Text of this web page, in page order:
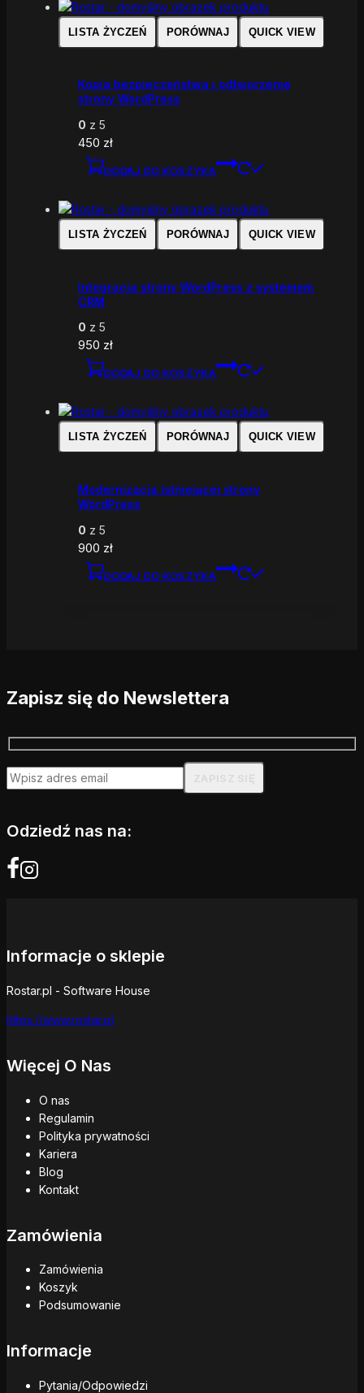
LISTA ŻYCZEŃ PORÓWNAJ QUICK VIEW
Kopia bezpieczeństwa i odtworzenie
strony WordPress
0 z 5
450 zł
DODAJ DO KOSZYKA
LISTA ŻYCZEŃ PORÓWNAJ QUICK VIEW
Integracja strony WordPress z systemem
CRM
0 z 5
950 zł
DODAJ DO KOSZYKA
LISTA ŻYCZEŃ PORÓWNAJ QUICK VIEW
Modernizacja istniejącej strony
WordPress
0 z 5
900 zł
DODAJ DO KOSZYKA
Zapisz się do Newslettera
Odziedź nas na:
Informacje o sklepie
Rostar.pl - Software House
https://www.rostar.pl
Więcej O Nas
O nas
Regulamin
Polityka prywatności
Kariera
Blog
Kontakt
Zamówienia
Zamówienia
Koszyk
Podsumowanie
Informacje
Pytania/Odpowiedzi